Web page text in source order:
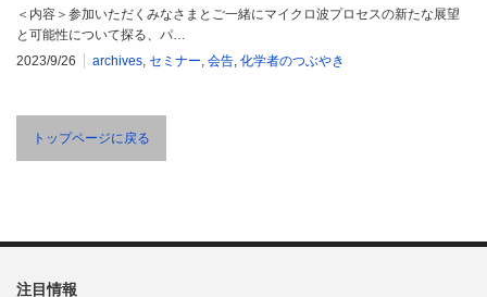
＜内容＞参加いただくみなさまとご一緒にマイクロ波プロセスの新たな展望
と可能性について探る、パ…
2023/9/26
archives, セミナー, 会告, 化学者のつぶやき
トップページに戻る
注目情報